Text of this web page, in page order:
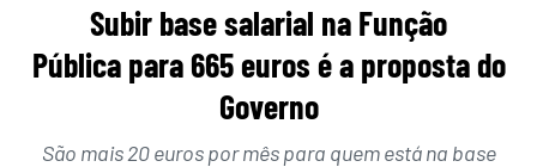
Subir base salarial na Função
Pública para 665 euros é a proposta do
Governo
São mais 20 euros por mês para quem está na base